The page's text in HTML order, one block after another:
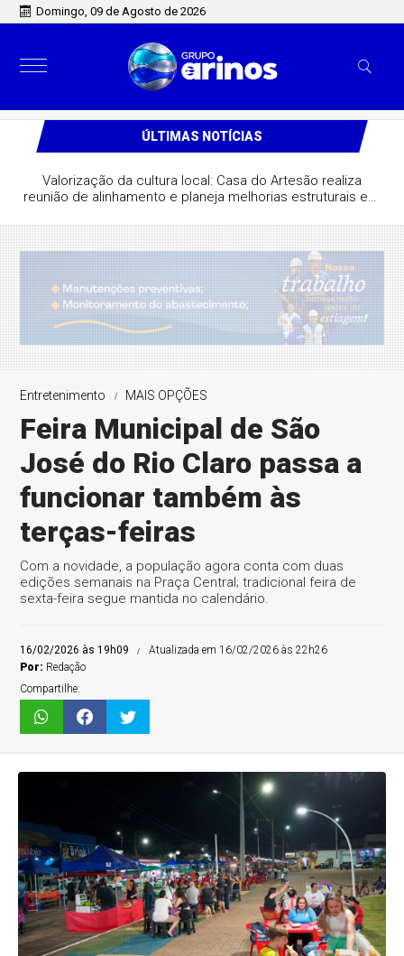
Domingo, 09 de Agosto de 2026
ÚLTIMAS NOTÍCIAS
Valorização da cultura local: Casa do Artesão realiza
reunião de alinhamento e planeja melhorias estruturais em
Entretenimento MAIS OPÇÕES
Feira Municipal de São
José do Rio Claro passa a
funcionar também às
terças-feiras
Com a novidade, a população agora conta com duas
edições semanais na Praça Central; tradicional feira de
sexta-feira segue mantida no calendário.
16/02/2026 às 19h09
Atualizada em 16/02/2026 às 22h26
Por: Redação
Compartilhe: